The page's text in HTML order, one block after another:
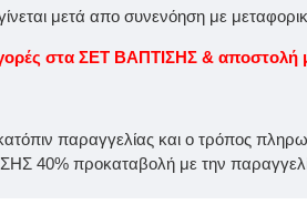
μετά απο συνενόηση με
στα ΣΕΤ ΒΑΠΤΙΣΗΣ & αποστολή
παραγγελίας και ο τρόπος
40% προκαταβολή με την